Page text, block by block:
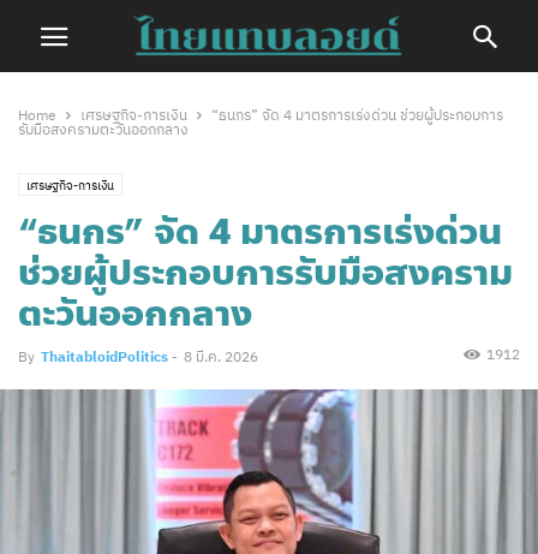
Home เศรษฐกิจ-การเงิน
“ธนกร” จัด 4 มาตรการเร่งด่วน ช่วยผู้ประกอบการ
รับมือสงครามตะวันออกกลาง
เศรษฐกิจ-การเงิน
“ธนกร” จัด 4 มาตรการเร่งด่วน
ช่วยผู้ประกอบการรับมือสงคราม
ตะวันออกกลาง
By ThaitabloidPolitics - 8 มี.ค. 2026 1912